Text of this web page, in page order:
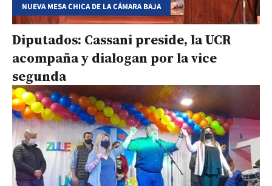
NUEVA MESA CHICA DE LA CÁMARA BAJA
Diputados: Cassani preside, la UCR
acompaña y dialogan por la vice
segunda